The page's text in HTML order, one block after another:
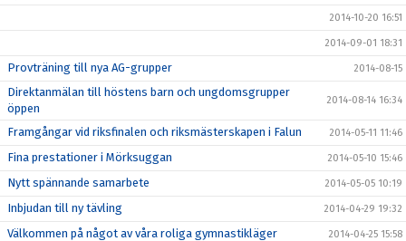
2014-10-20 16:51
2014-09-01 18:31
Provträning till nya AG-grupper 2014-08-15
Direktanmälan till höstens barn och ungdomsgrupper
öppen
2014-08-14 16:34
Framgångar vid riksfinalen och riksmästerskapen i Falun 2014-05-11 11:46
Fina prestationer i Mörksuggan 2014-05-10 15:46
Nytt spännande samarbete 2014-05-05 10:19
Inbjudan till ny tävling 2014-04-29 19:32
Välkommen på något av våra roliga gymnastikläger 2014-04-25 15:58